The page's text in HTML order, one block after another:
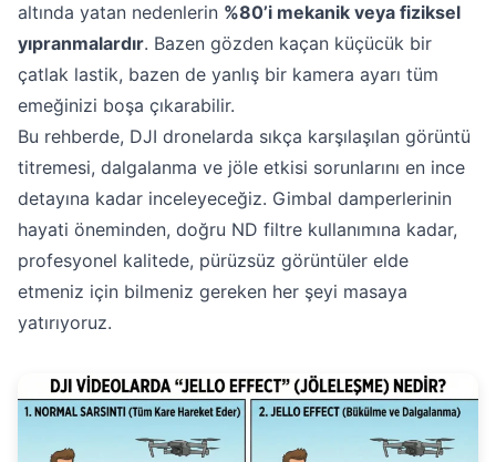
altında yatan nedenlerin %80’i mekanik veya fiziksel
yıpranmalardır. Bazen gözden kaçan küçücük bir
çatlak lastik, bazen de yanlış bir kamera ayarı tüm
emeğinizi boşa çıkarabilir.
Bu rehberde, DJI dronelarda sıkça karşılaşılan görüntü
titremesi, dalgalanma ve jöle etkisi sorunlarını en ince
detayına kadar inceleyeceğiz. Gimbal damperlerinin
hayati öneminden, doğru ND filtre kullanımına kadar,
profesyonel kalitede, pürüzsüz görüntüler elde
etmeniz için bilmeniz gereken her şeyi masaya
yatırıyoruz.